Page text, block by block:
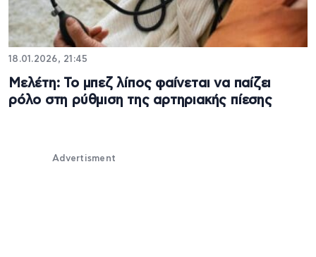
18.01.2026, 21:45
Μελέτη: Το μπεζ λίπος φαίνεται να παίζει
ρόλο στη ρύθμιση της αρτηριακής πίεσης
Advertisment